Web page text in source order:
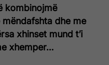
kombinojmë
dhe me
xhinset mund t’i
xhemper...